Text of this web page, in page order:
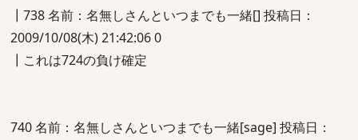
┃738 名前：名無しさんといつまでも一緒[] 投稿日：
2009/10/08(木) 21:42:06 0
┃これは724の負け確定
740 名前：名無しさんといつまでも一緒[sage] 投稿日：